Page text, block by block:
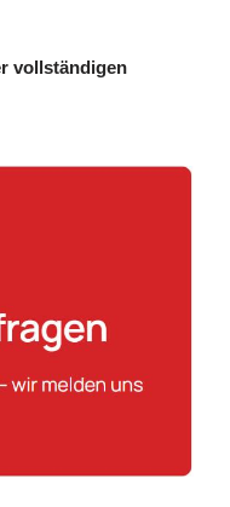
vollständigen